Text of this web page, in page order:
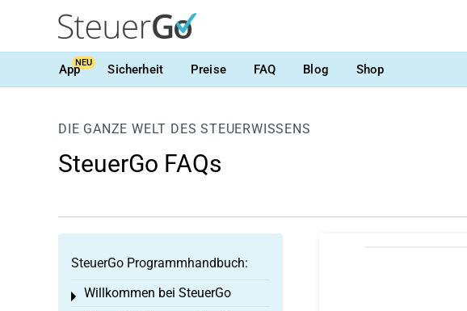
AppNEU Sicherheit Preise FAQ Blog Shop
DIE GANZE WELT DES STEUERWISSENS
SteuerGo FAQs
SteuerGo Programmhandbuch:
Willkommen bei SteuerGo
Toggle menu